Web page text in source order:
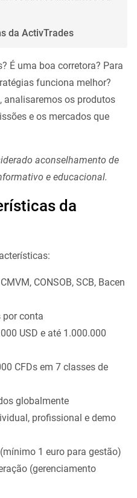
da ActivTrades
É uma boa corretora? Para
funciona melhor?
analisaremos os produtos
e os mercados que
aconselhamento de
e educacional.
da
CONSOB, SCB, Bacen
por conta
USD e até 1.000.000
CFDs em 7 classes de
globalmente
profissional e demo
1 euro para gestão)
(gerenciamento